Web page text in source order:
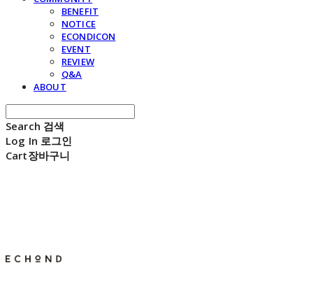
BENEFIT
NOTICE
ECONDICON
EVENT
REVIEW
Q&A
ABOUT
Search 검색
Log In 로그인
Cart장바구니